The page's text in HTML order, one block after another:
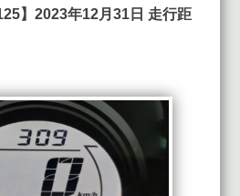
】2023年12月31日 走行距